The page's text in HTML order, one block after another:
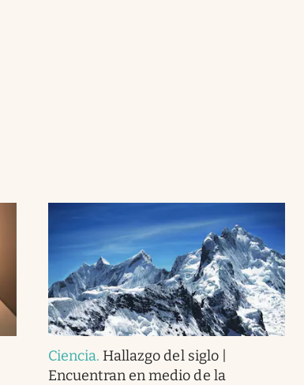
Ciencia. Hallazgo del siglo |
Encuentran en medio de la